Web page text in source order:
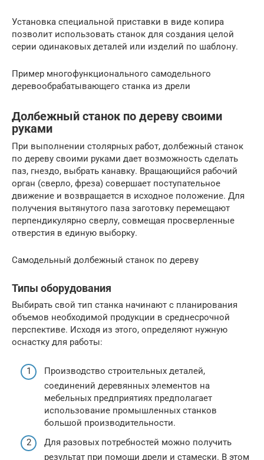
Установка специальной приставки в виде копира
позволит использовать станок для создания целой
серии одинаковых деталей или изделий по шаблону.
Пример многофункционального самодельного
деревообрабатывающего станка из дрели
Долбежный станок по дереву своими
руками
При выполнении столярных работ, долбежный станок
по дереву своими руками дает возможность сделать
паз, гнездо, выбрать канавку. Вращающийся рабочий
орган (сверло, фреза) совершает поступательное
движение и возвращается в исходное положение. Для
получения вытянутого паза заготовку перемещают
перпендикулярно сверлу, совмещая просверленные
отверстия в единую выборку.
Самодельный долбежный станок по дереву
Типы оборудования
Выбирать свой тип станка начинают с планирования
объемов необходимой продукции в среднесрочной
перспективе. Исходя из этого, определяют нужную
оснастку для работы:
Производство строительных деталей,
соединений деревянных элементов на
мебельных предприятиях предполагает
использование промышленных станков
большой производительности.
Для разовых потребностей можно получить
результат при помощи дрели и стамески. В этом